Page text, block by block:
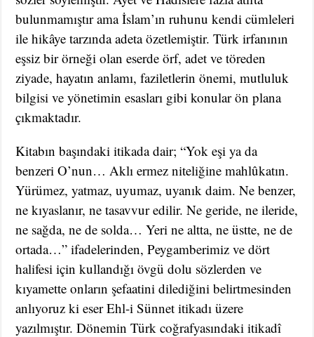
bulunmamıştır ama İslam’ın ruhunu kendi cümleleri
ile hikâye tarzında adeta özetlemiştir. Türk irfanının
eşsiz bir örneği olan eserde örf, adet ve töreden
ziyade, hayatın anlamı, faziletlerin önemi, mutluluk
bilgisi ve yönetimin esasları gibi konular ön plana
çıkmaktadır.
Kitabın başındaki itikada dair; “Yok eşi ya da
benzeri O’nun… Aklı ermez niteliğine mahlûkatın.
Yürümez, yatmaz, uyumaz, uyanık daim. Ne benzer,
ne kıyaslanır, ne tasavvur edilir. Ne geride, ne ileride,
ne sağda, ne de solda… Yeri ne altta, ne üstte, ne de
ortada…” ifadelerinden, Peygamberimiz ve dört
halifesi için kullandığı övgü dolu sözlerden ve
kıyamette onların şefaatini dilediğini belirtmesinden
anlıyoruz ki eser Ehl-i Sünnet itikadı üzere
yazılmıştır. Dönemin Türk coğrafyasındaki itikadî